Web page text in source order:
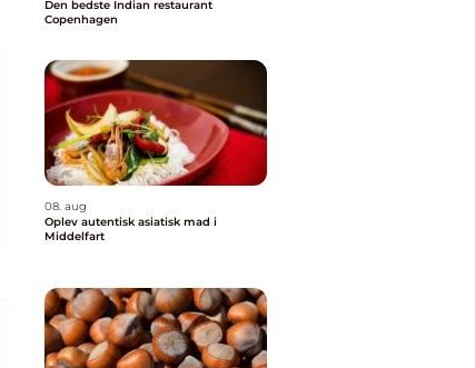
Den bedste Indian restaurant
Copenhagen
08. aug
Oplev autentisk asiatisk mad i
Middelfart